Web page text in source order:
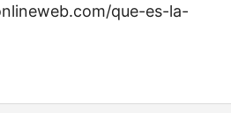
que-es-la-